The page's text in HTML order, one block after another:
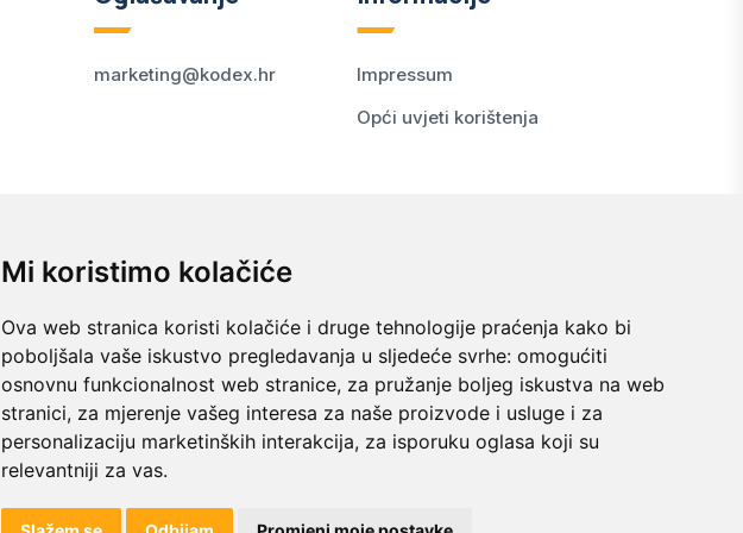
Mi koristimo kolačiće
Ova web stranica koristi kolačiće i druge tehnologije praćenja kako bi
poboljšala vaše iskustvo pregledavanja u sljedeće svrhe: omogućiti
osnovnu funkcionalnost web stranice, za pružanje boljeg iskustva na web
stranici, za mjerenje vašeg interesa za naše proizvode i usluge i za
personalizaciju marketinških interakcija, za isporuku oglasa koji su
relevantniji za vas.
marketing@kodex.hr
Impressum
Opći uvjeti korištenja